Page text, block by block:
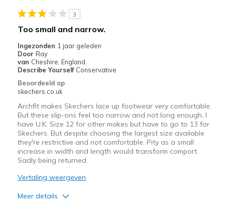
3
Too small and narrow.
Ingezonden 1 jaar geleden
Door Ray
van Cheshire, England.
Describe Yourself Conservative
Beoordeeld op
skechers.co.uk
Archfit makes Skechers lace up footwear very comfortable.
But these slip-ons feel too narrow and not long enough. I
have U.K. Size 12 for other makes but have to go to 13 for
Skechers. But despite choosing the largest size available
they're restrictive and not comfortable. Pity as a small
increase in width and length would transform comport.
Sadly being returned.
Vertaling weergeven
Meer details